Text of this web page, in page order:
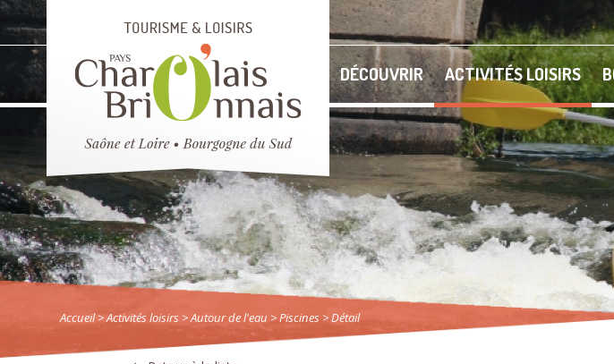
DÉCOUVRIR ACTIVITÉS LOISIRS
Accueil> Activités loisirs >Autour de l'eau >Piscines > Détail